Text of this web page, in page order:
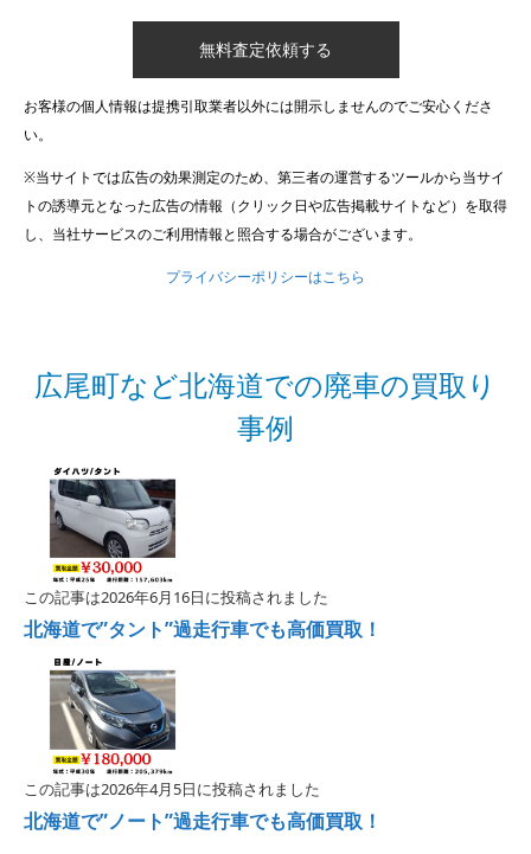
お客様の個人情報は提携引取業者以外には開示しませんのでご安心くださ
い。
※当サイトでは広告の効果測定のため、第三者の運営するツールから当サイ
トの誘導元となった広告の情報（クリック日や広告掲載サイトなど）を取得
し、当社サービスのご利用情報と照合する場合がございます。
プライバシーポリシーはこちら
広尾町など北海道での廃車の買取り
事例
この記事は2026年6月16日に投稿されました
北海道で”タント”過走行車でも高価買取！
この記事は2026年4月5日に投稿されました
北海道で”ノート”過走行車でも高価買取！